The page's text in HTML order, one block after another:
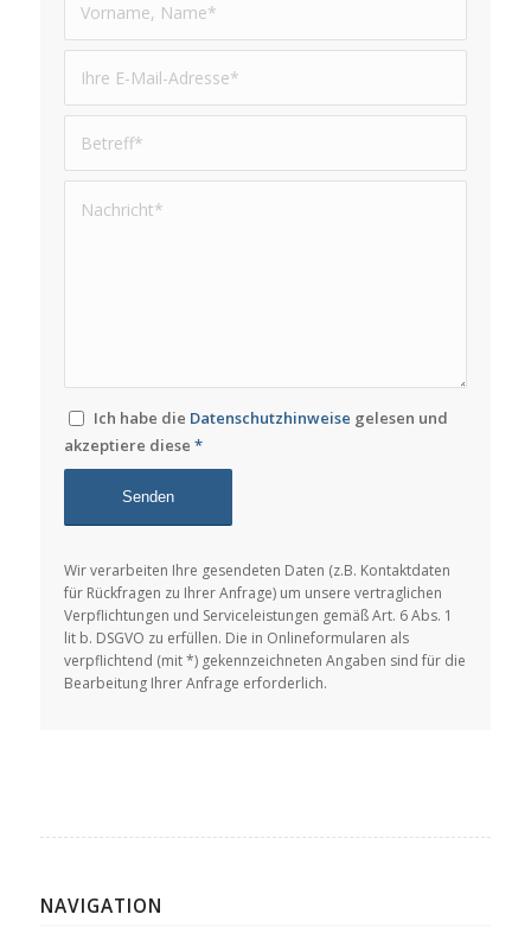
Ich habe die Datenschutzhinweise gelesen und
akzeptiere diese *
Wir verarbeiten Ihre gesendeten Daten (z.B. Kontaktdaten
für Rückfragen zu Ihrer Anfrage) um unsere vertraglichen
Verpflichtungen und Serviceleistungen gemäß Art. 6 Abs. 1
lit b. DSGVO zu erfüllen. Die in Onlineformularen als
verpflichtend (mit *) gekennzeichneten Angaben sind für die
Bearbeitung Ihrer Anfrage erforderlich.
NAVIGATION